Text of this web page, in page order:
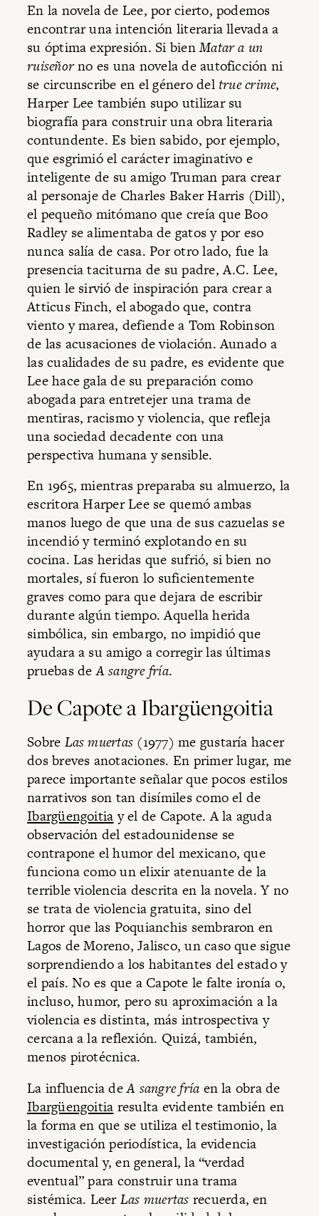
En la novela de Lee, por cierto, podemos
encontrar una intención literaria llevada a
su óptima expresión. Si bienMatar a un
ruiseñorno es una novela de autoficción ni
se circunscribe en el género deltrue crime,
Harper Lee también supo utilizar su
biografía para construir una obra literaria
contundente. Es bien sabido, por ejemplo,
que esgrimió el carácter imaginativo e
inteligente de su amigo Truman para crear
al personaje de Charles Baker Harris (Dill),
el pequeño mitómano que creía que Boo
Radley se alimentaba de gatos y por eso
nunca salía de casa. Por otro lado, fue la
presencia taciturna de su padre, A.C. Lee,
quien le sirvió de inspiración para crear a
Atticus Finch, el abogado que, contra
viento y marea, defiende a Tom Robinson
de las acusaciones de violación. Aunado a
las cualidades de su padre, es evidente que
Lee hace gala de su preparación como
abogada para entretejer una trama de
mentiras, racismo y violencia, que refleja
una sociedad decadente con una
perspectiva humana y sensible.
En 1965, mientras preparaba su almuerzo, la
escritora Harper Lee se quemó ambas
manos luego de que una de sus cazuelas se
incendió y terminó explotando en su
cocina. Las heridas que sufrió, si bien no
mortales, sí fueron lo suficientemente
graves como para que dejara de escribir
durante algún tiempo. Aquella herida
simbólica, sin embargo, no impidió que
ayudara a su amigo a corregir las últimas
pruebas deA sangre fría.
De Capote a Ibargüengoitia
Sobre Las muertas (1977) me gustaría hacer
dos breves anotaciones. En primer lugar, me
parece importante señalar que pocos estilos
narrativos son tan disímiles como el de
Ibargüengoitiay el de Capote. A la aguda
observación del estadounidense se
contrapone el humor del mexicano, que
funciona como un elixir atenuante de la
terrible violencia descrita en la novela. Y no
se trata de violencia gratuita, sino del
horror que las Poquianchis sembraron en
Lagos de Moreno, Jalisco, un caso que sigue
sorprendiendo a los habitantes del estado y
el país. No es que a Capote le falte ironía o,
incluso, humor, pero su aproximación a la
violencia es distinta, más introspectiva y
cercana a la reflexión. Quizá, también,
menos pirotécnica.
La influencia deA sangre fría en la obra de
Ibargüengoitia resulta evidente también en
la forma en que se utiliza el testimonio, la
investigación periodística, la evidencia
documental y, en general, la “verdad
eventual” para construir una trama
sistémica. LeerLas muertas recuerda, en